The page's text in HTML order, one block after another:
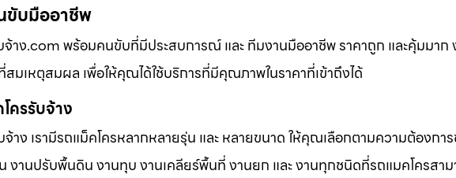
ขับมืออาชีพ
บจ้าง.com พร้อมคนขับที่มีประสบการณ์ และ ทีมงานมืออาชีพ ราคาถูก และคุ้มมาก
สมเหตุสมผล เพื่อให้คุณได้ใช้บริการที่มีคุณภาพในราคาที่เข้าถึงได้
ครรับจ้าง
จ้าง เรามีรถแม็คโครหลากหลายรุ่น และ หลายขนาด ให้คุณเลือกตามความต้องกา
งานปรับพื้นดิน งานทุบ งานเคลียร์พื้นที่ งานยก และ งานทุกชนิดที่รถแมคโครสาม